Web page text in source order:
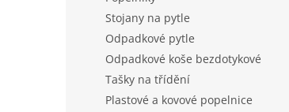
Stojany na pytle
Odpadkové pytle
Odpadkové koše bezdotykové
Tašky na třídění
Plastové a kovové popelnice